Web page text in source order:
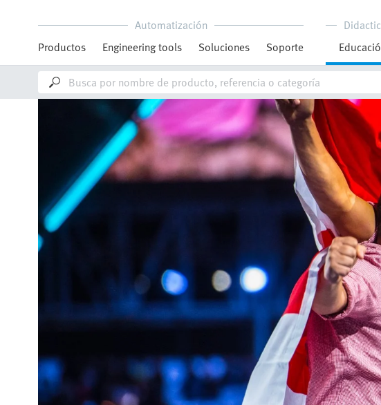
Automatización
Productos
Engineering tools Soluciones Soporte
Didactic